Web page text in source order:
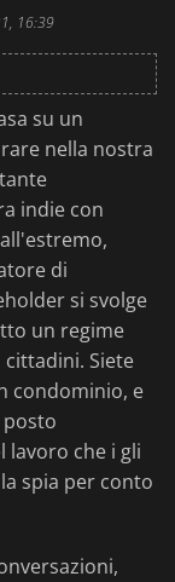
16:39
su un
nella nostra
indie con
di
si svolge
un regime
Siete
condominio, e
lavoro che i gli
spia per conto